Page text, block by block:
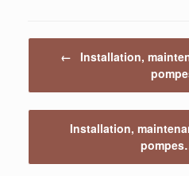
←
Installation,
Installation,